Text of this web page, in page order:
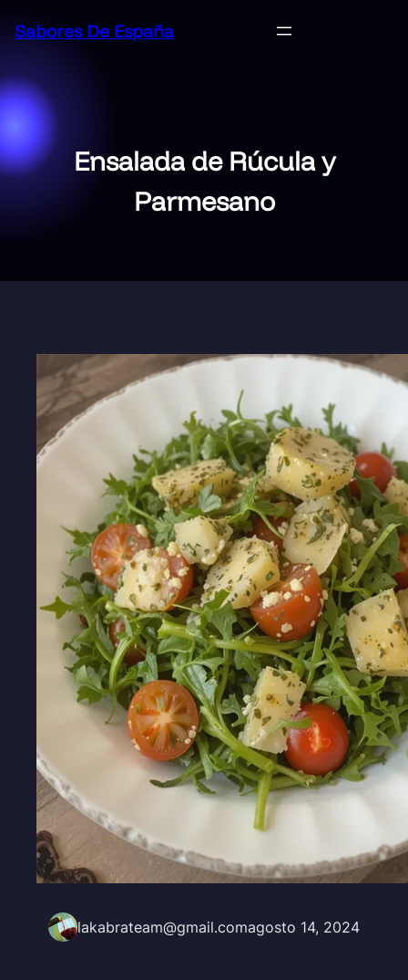
Sabores De España
Ensalada de Rúcula y
Parmesano
lakabrateam@gmail.comagosto 14, 2024